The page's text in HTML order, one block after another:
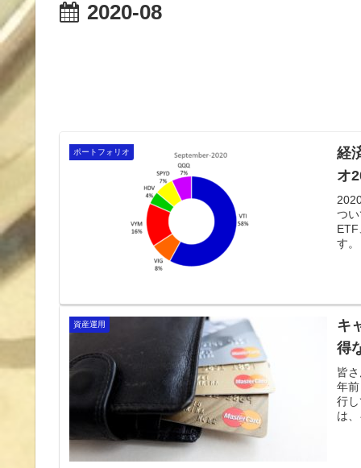
2020-08
ポートフォリオ
経
オ
つ
す。
資産運用
キ
得
皆
年
行
は